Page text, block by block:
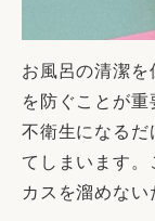
お風呂の清潔
を防ぐことが
不衛生になるだ
てしまいます。
カスを溜めない